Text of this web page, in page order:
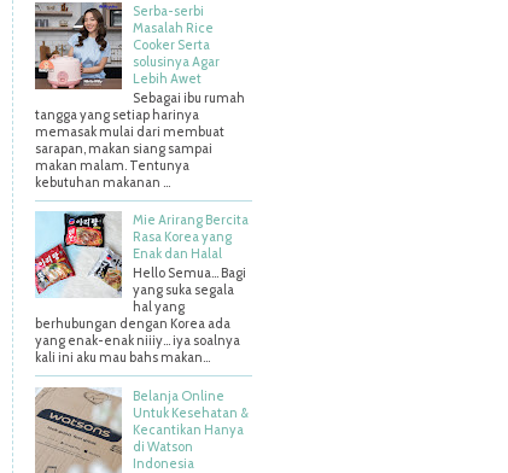
Serba-serbi
Masalah Rice
Cooker Serta
solusinya Agar
Lebih Awet
Sebagai ibu rumah
tangga yang setiap harinya
memasak mulai dari membuat
sarapan, makan siang sampai
makan malam. Tentunya
kebutuhan makanan ...
Mie Arirang Bercita
Rasa Korea yang
Enak dan Halal
Hello Semua... Bagi
yang suka segala
hal yang
berhubungan dengan Korea ada
yang enak-enak niiiy... iya soalnya
kali ini aku mau bahs makan...
Belanja Online
Untuk Kesehatan &
Kecantikan Hanya
di Watson
Indonesia